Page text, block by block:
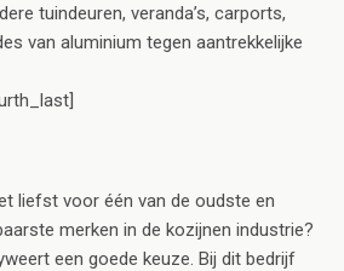
tuindeuren, veranda’s, carports,
van aluminium tegen aantrekkelijke
liefst voor één van de oudste en
merken in de kozijnen industrie?
een goede keuze. Bij dit bedrijf